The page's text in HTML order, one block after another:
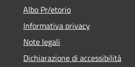
Albo Pr/etorio
Informativa privacy
Note legali
Dichiarazione di accessibilità